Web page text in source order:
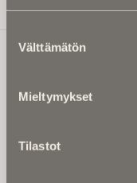
valinta
Välttämätön
Mieltymykset
Tilastot
Tilaa Uutiskirje
Ikuisuusmedia
valtakunnallinen
kuolinuutiset ja